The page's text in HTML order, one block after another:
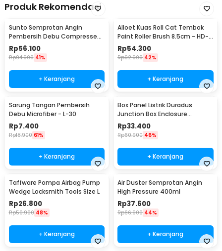
Produk Rekomendasi
Sunto Semprotan Angin
Pembersih Debu Compressed
Air Duster 400ml - ST1003
Rp56.100
Rp94.900 41%
+ Keranjang
Alloet Kuas Roll Cat Tembok
Paint Roller Brush 8.5cm - HD-
TVYQS
Rp54.300
Rp92.900 42%
+ Keranjang
Sarung Tangan Pembersih
Debu Microfiber - L-30
Rp7.400
Rp18.900 61%
+ Keranjang
Box Panel Listrik Duradus
Junction Box Enclosure
Waterproof 158x90mm - B1589
Rp33.400
Rp60.900 46%
+ Keranjang
Taffware Pompa Airbag Pump
Wedge Locksmith Tools Size L
Rp26.800
Rp50.900 48%
+ Keranjang
Air Duster Semprotan Angin
High Pressure 400ml
Rp37.600
Rp66.900 44%
+ Keranjang